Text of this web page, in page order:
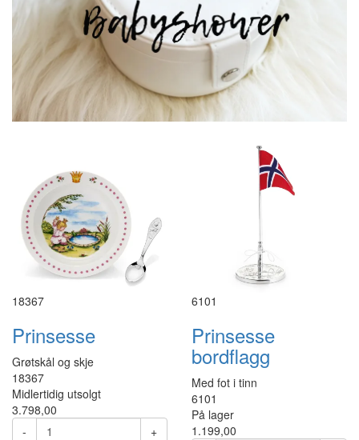
18367
Prinsesse
Grøtskål og skje
18367
Midlertidig utsolgt
3.798,00
-
+
6101
Prinsesse
bordflagg
Med fot i tinn
6101
På lager
1.199,00